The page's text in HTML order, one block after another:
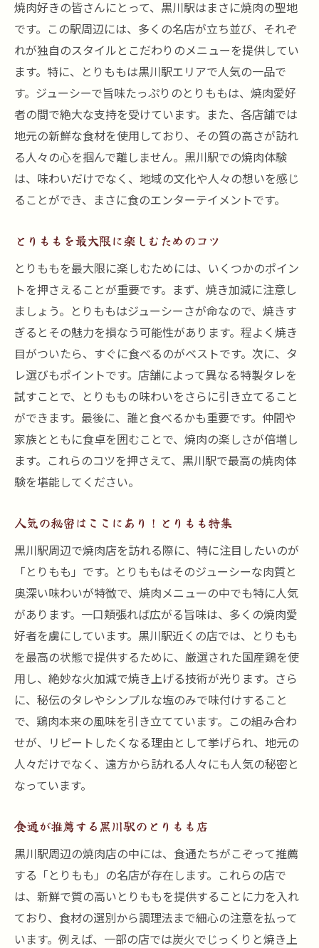
焼肉好きの皆さんにとって、黒川駅はまさに焼肉の聖地
です。この駅周辺には、多くの名店が立ち並び、それぞ
れが独自のスタイルとこだわりのメニューを提供してい
ます。特に、とりももは黒川駅エリアで人気の一品で
す。ジューシーで旨味たっぷりのとりももは、焼肉愛好
者の間で絶大な支持を受けています。また、各店舗では
地元の新鮮な食材を使用しており、その質の高さが訪れ
る人々の心を掴んで離しません。黒川駅での焼肉体験
は、味わいだけでなく、地域の文化や人々の想いを感じ
ることができ、まさに食のエンターテイメントです。
とりももを最大限に楽しむためのコツ
とりももを最大限に楽しむためには、いくつかのポイン
トを押さえることが重要です。まず、焼き加減に注意し
ましょう。とりももはジューシーさが命なので、焼きす
ぎるとその魅力を損なう可能性があります。程よく焼き
目がついたら、すぐに食べるのがベストです。次に、タ
レ選びもポイントです。店舗によって異なる特製タレを
試すことで、とりももの味わいをさらに引き立てること
ができます。最後に、誰と食べるかも重要です。仲間や
家族とともに食卓を囲むことで、焼肉の楽しさが倍増し
ます。これらのコツを押さえて、黒川駅で最高の焼肉体
験を堪能してください。
人気の秘密はここにあり！とりもも特集
黒川駅周辺で焼肉店を訪れる際に、特に注目したいのが
「とりもも」です。とりももはそのジューシーな肉質と
奥深い味わいが特徴で、焼肉メニューの中でも特に人気
があります。一口頬張れば広がる旨味は、多くの焼肉愛
好者を虜にしています。黒川駅近くの店では、とりもも
を最高の状態で提供するために、厳選された国産鶏を使
用し、絶妙な火加減で焼き上げる技術が光ります。さら
に、秘伝のタレやシンプルな塩のみで味付けすること
で、鶏肉本来の風味を引き立てています。この組み合わ
せが、リピートしたくなる理由として挙げられ、地元の
人々だけでなく、遠方から訪れる人々にも人気の秘密と
なっています。
食通が推薦する黒川駅のとりもも店
黒川駅周辺の焼肉店の中には、食通たちがこぞって推薦
する「とりもも」の名店が存在します。これらの店で
は、新鮮で質の高いとりももを提供することに力を入れ
ており、食材の選別から調理法まで細心の注意を払って
います。例えば、一部の店では炭火でじっくりと焼き上